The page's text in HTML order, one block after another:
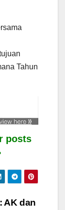
Tahun
posts
AK dan